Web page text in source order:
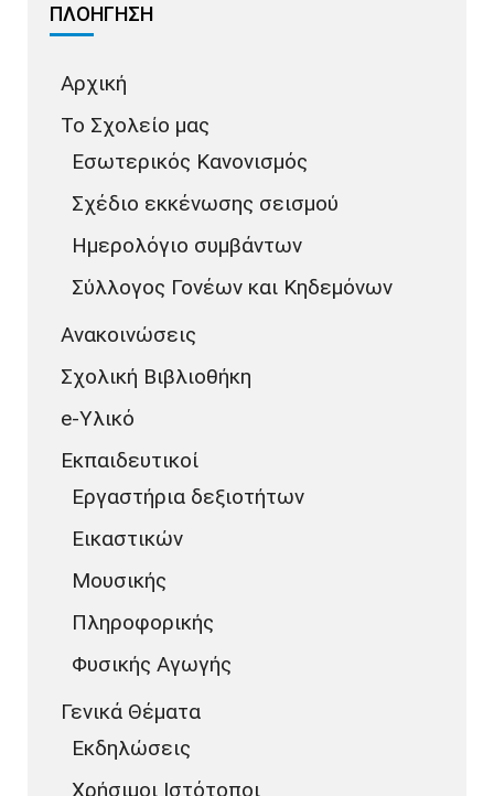
ΠΛΟΗΓΗΣΗ
Αρχική
Το Σχολείο μας
Εσωτερικός Κανονισμός
Σχέδιο εκκένωσης σεισμού
Ημερολόγιο συμβάντων
Σύλλογος Γονέων και Κηδεμόνων
Ανακοινώσεις
Σχολική Βιβλιοθήκη
e-Υλικό
Εκπαιδευτικοί
Εργαστήρια δεξιοτήτων
Εικαστικών
Μουσικής
Πληροφορικής
Φυσικής Αγωγής
Γενικά Θέματα
Εκδηλώσεις
Χρήσιμοι Ιστότοποι